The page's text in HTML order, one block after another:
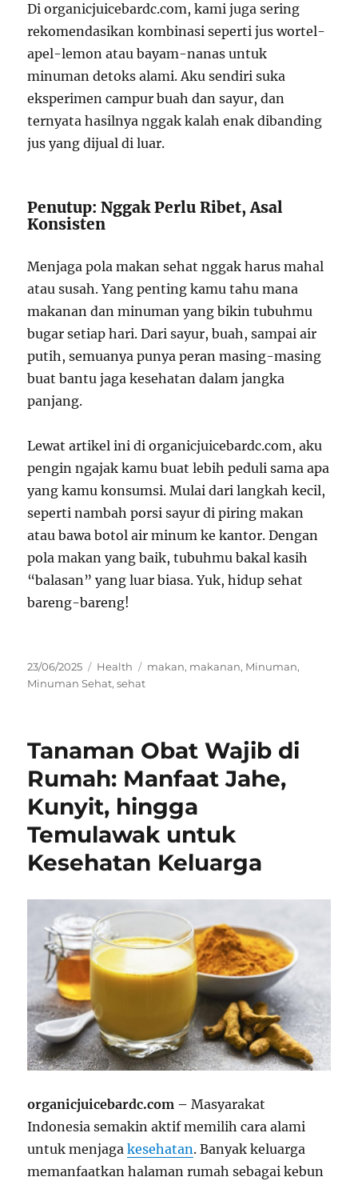
Di organicjuicebardc.com, kami juga sering
rekomendasikan kombinasi seperti jus wortel-
apel-lemon atau bayam-nanas untuk
minuman detoks alami. Aku sendiri suka
eksperimen campur buah dan sayur, dan
ternyata hasilnya nggak kalah enak dibanding
jus yang dijual di luar.
Penutup: Nggak Perlu Ribet, Asal
Konsisten
Menjaga pola makan sehat nggak harus mahal
atau susah. Yang penting kamu tahu mana
makanan dan minuman yang bikin tubuhmu
bugar setiap hari. Dari sayur, buah, sampai air
putih, semuanya punya peran masing-masing
buat bantu jaga kesehatan dalam jangka
panjang.
Lewat artikel ini di organicjuicebardc.com, aku
pengin ngajak kamu buat lebih peduli sama apa
yang kamu konsumsi. Mulai dari langkah kecil,
seperti nambah porsi sayur di piring makan
atau bawa botol air minum ke kantor. Dengan
pola makan yang baik, tubuhmu bakal kasih
“balasan” yang luar biasa. Yuk, hidup sehat
bareng-bareng!
Posted
on
23/06/2025 Categories
Health Tags
makan, makanan, Minuman,
Minuman Sehat,sehat
Tanaman Obat Wajib di
Rumah: Manfaat Jahe,
Kunyit, hingga
Temulawak untuk
Kesehatan Keluarga
organicjuicebardc.com –Masyarakat
Indonesia semakin aktif memilih cara alami
untuk menjagakesehatan. Banyak keluarga
memanfaatkan halaman rumah sebagai kebun